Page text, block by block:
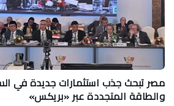
مصر تبحث جذب استثمارات جديدة في
والطاقة المتجددة عبر «بريكس»